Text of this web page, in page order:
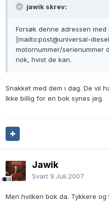
jawik skrev:
Forsøk denne adressen
[mailto:post@universal-
motornummer/serienummer
nok, hvist de kan.
Snakket med dem i dag. De vil
Ikke billig for en bok synes jeg.
Jawik
Svart 9.Juli.2007
Men hvilken bok da. Tykkere